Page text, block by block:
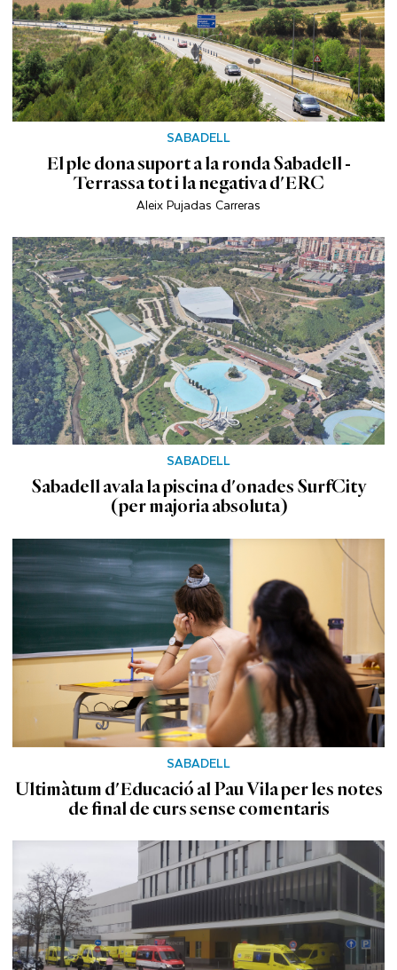
SABADELL
El ple dona suport a la ronda Sabadell -
Terrassa tot i la negativa d'ERC
Aleix Pujadas Carreras
SABADELL
Sabadell avala la piscina d'onades SurfCity
(per majoria absoluta)
SABADELL
Ultimàtum d'Educació al Pau Vila per les notes
de final de curs sense comentaris